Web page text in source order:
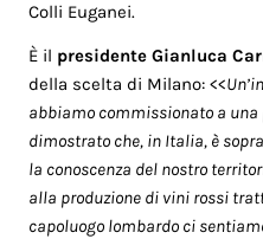
Colli Euganei.
È il presidente Gianluca
della scelta di Milano: <<
abbiamo commissionato a
dimostrato che, in Italia, è
la conoscenza del nostro
alla produzione di vini rossi
capoluogo lombardo ci